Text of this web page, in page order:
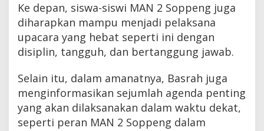
Ke depan, siswa-siswi MAN 2 Soppeng juga
diharapkan mampu menjadi pelaksana
upacara yang hebat seperti ini dengan
disiplin, tangguh, dan bertanggung jawab.
Selain itu, dalam amanatnya, Basrah juga
menginformasikan sejumlah agenda penting
yang akan dilaksanakan dalam waktu dekat,
seperti peran MAN 2 Soppeng dalam